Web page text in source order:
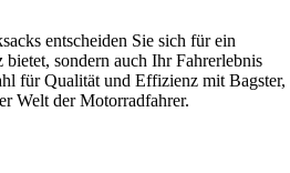
entscheiden Sie sich für ein
sondern auch Ihr Fahrerlebnis
für Qualität und Effizienz mit Bagster,
Welt der Motorradfahrer.